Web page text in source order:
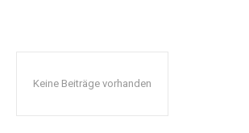
Keine Beiträge vorhanden